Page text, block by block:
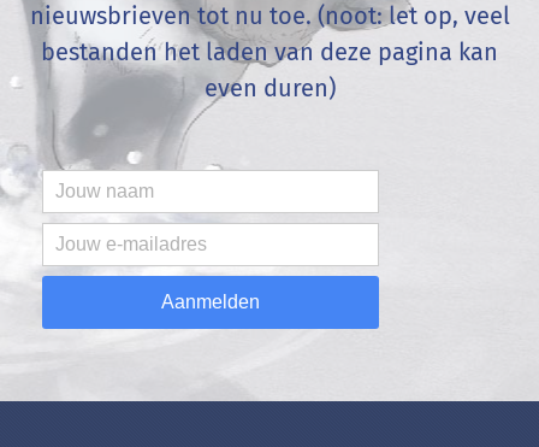
nieuwsbrieven tot nu toe. (noot: let op, veel
bestanden het laden van deze pagina kan
even duren)
Aanmelden